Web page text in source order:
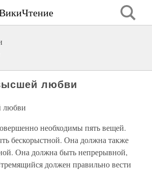
любви
любви
необходимы пять вещей.
бескорыстной. Она должна также
Она должна быть непрерывной,
должен правильно вести